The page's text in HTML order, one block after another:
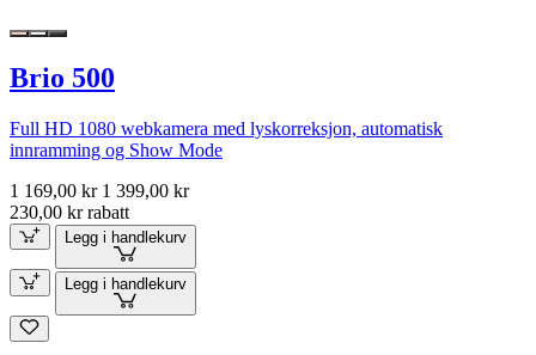
Brio 500
Full HD 1080 webkamera med lyskorreksjon, automatisk
innramming og Show Mode
1 169,00 kr 1 399,00 kr
230,00 kr rabatt
Legg i handlekurv
Legg i handlekurv